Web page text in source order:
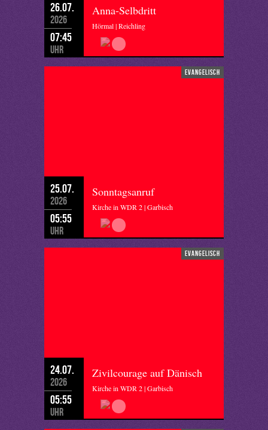
26.07.
2026
07:45
Uhr
Anna-Selbdritt
Hörmal | Reichling
evangelisch
25.07.
2026
05:55
Uhr
Sonntagsanruf
Kirche in WDR 2 | Garbisch
evangelisch
24.07.
2026
05:55
Uhr
Zivilcourage auf Dänisch
Kirche in WDR 2 | Garbisch